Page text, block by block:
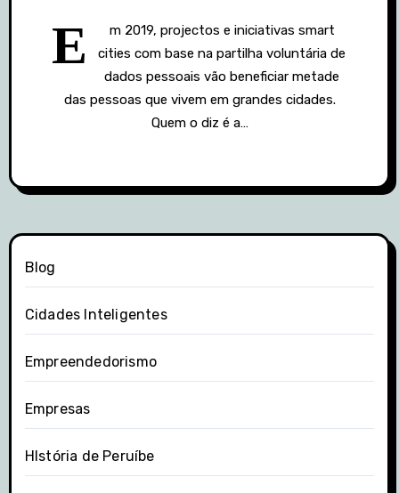
E
m 2019, projectos e iniciativas smart
cities com base na partilha voluntária de
dados pessoais vão beneficiar metade
das pessoas que vivem em grandes cidades.
Quem o diz é a…
Blog
Cidades Inteligentes
Empreendedorismo
Empresas
HIstória de Peruíbe